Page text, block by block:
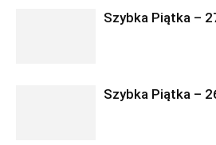
Szybka Piątka –
Szybka Piątka –